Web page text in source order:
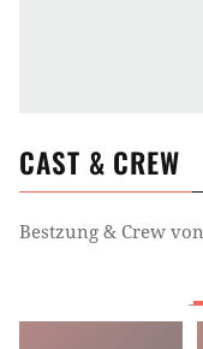
CAST & CREW
Bestzung & Crew von